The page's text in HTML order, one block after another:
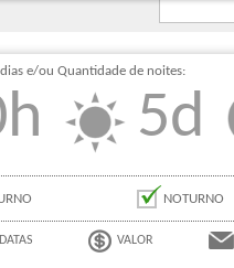
e/ou Quantidade de noites:
5d
NOTURNO
DATAS VALOR